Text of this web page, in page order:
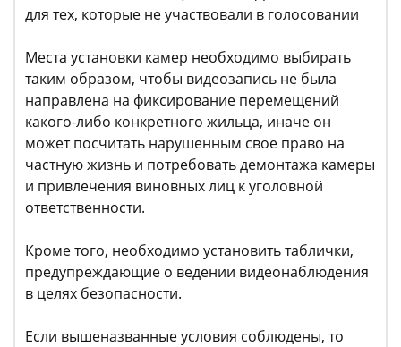
для тех, которые не участвовали в голосовании
Места установки камер необходимо выбирать
таким образом, чтобы видеозапись не была
направлена на фиксирование перемещений
какого-либо конкретного жильца, иначе он
может посчитать нарушенным свое право на
частную жизнь и потребовать демонтажа камеры
и привлечения виновных лиц к уголовной
ответственности.
Кроме того, необходимо установить таблички,
предупреждающие о ведении видеонаблюдения
в целях безопасности.
Если вышеназванные условия соблюдены, то